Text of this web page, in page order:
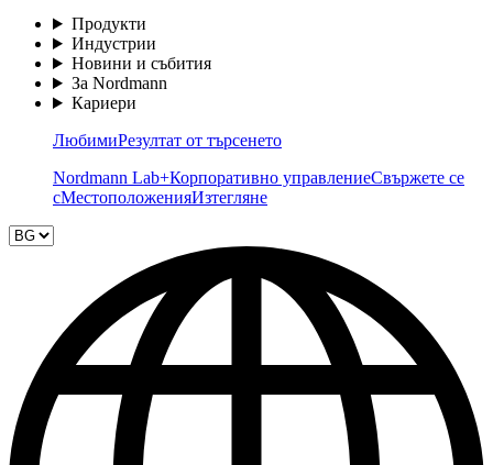
Продукти
Индустрии
Новини и събития
За Nordmann
Кариери
ЛюбимиРезултат от търсенето
Nordmann Lab+Корпоративно управлениеСвържете се
сМестоположенияИзтегляне